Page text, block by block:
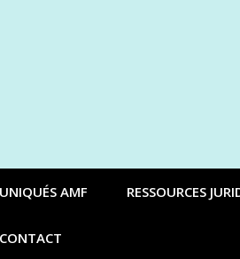
AMF RESSOURCES
CONTACT